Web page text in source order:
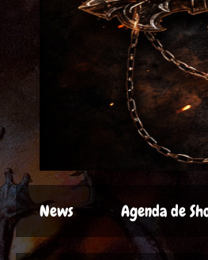
News Agenda de